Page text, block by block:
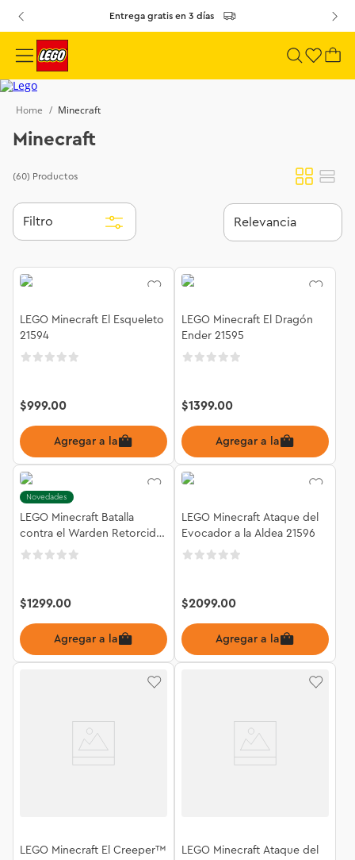
Entrega gratis en 3 días
Minecraft
Minecraft
(60) Productos
Filtro Relevancia
LEGO Minecraft El Esqueleto
21594
$999.00
Agregar a la bolsa
LEGO Minecraft El Dragón
Ender 21595
$1399.00
Agregar a la bolsa
Novedades
LEGO Minecraft Batalla
contra el Warden Retorcido
21591
$1299.00
Agregar a la bolsa
LEGO Minecraft Ataque del
Evocador a la Aldea 21596
$2099.00
Agregar a la bolsa
LEGO Minecraft El Creeper™
LEGO Minecraft Ataque del